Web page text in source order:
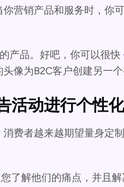
营销产品和服务时，你
产品。好吧，你可以很快
像为B2C客户创建另一个
活动进行个性
费者越来越期望量身定
了解他们的痛点，并且